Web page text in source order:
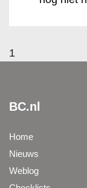
1
BC.nl
Home
Nieuws
Weblog